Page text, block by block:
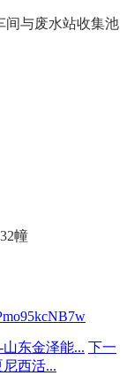
间与废水站收集池
幢
东金泽能... 下一
西活...